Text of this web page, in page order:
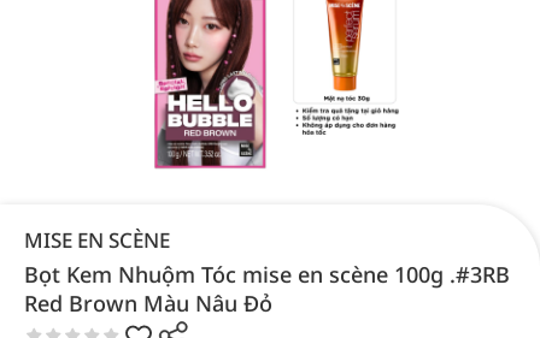
MISE EN SCÈNE
Bọt Kem Nhuộm Tóc mise en scène 100g .#3RB
Red Brown Màu Nâu Đỏ